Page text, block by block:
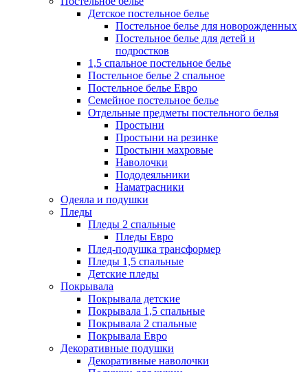
Детское постельное белье
Постельное белье для новорожденных
Постельное белье для детей и
подростков
1,5 спальное постельное белье
Постельное белье 2 спальное
Постельное белье Евро
Семейное постельное белье
Отдельные предметы постельного белья
Простыни
Простыни на резинке
Простыни махровые
Наволочки
Пододеяльники
Наматрасники
Одеяла и подушки
Пледы
Пледы 2 спальные
Пледы Евро
Плед-подушка трансформер
Пледы 1,5 спальные
Детские пледы
Покрывала
Покрывала детские
Покрывала 1,5 спальные
Покрывала 2 спальные
Покрывала Евро
Декоративные подушки
Декоративные наволочки